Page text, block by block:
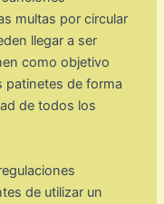
multas por circular
llegar a ser
como objetivo
patinetes de forma
de todos los
de utilizar un